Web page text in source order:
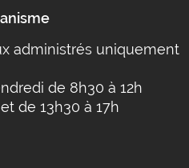
administrés uniquement
de 8h30 à 12h
de 13h30 à 17h